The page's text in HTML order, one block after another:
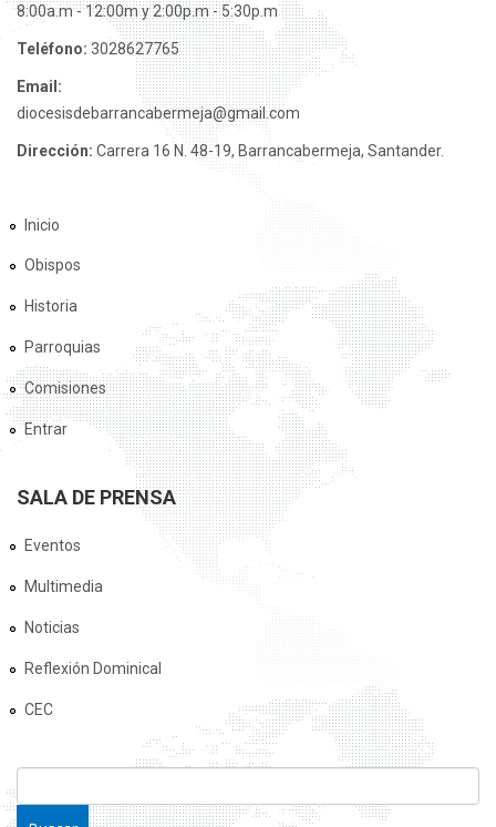
8:00a.m - 12:00m y 2:00p.m - 5:30p.m
Teléfono: 3028627765
Email:
diocesisdebarrancabermeja@gmail.com
Dirección: Carrera 16 N. 48-19, Barrancabermeja, Santander.
Inicio
Obispos
Historia
Parroquias
Comisiones
Entrar
SALA DE PRENSA
Eventos
Multimedia
Noticias
Reflexión Dominical
CEC
FORMULARIO DE BÚSQUEDA